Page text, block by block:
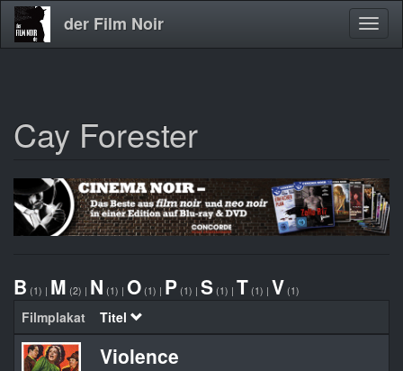
Direkt
zum
der Film Noir
Cay Forester
B (1) | M (2) | N (1) | O (1) | P (1) | S (1) | T (1) | V (1)
Filmplakat Titel
Violence